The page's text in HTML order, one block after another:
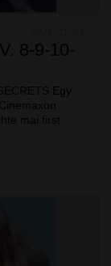
8-9-10-
Egy
mai first